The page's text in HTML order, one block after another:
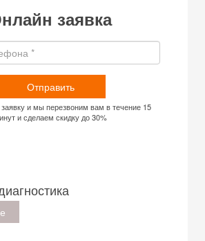
заявка
Отправить
и мы перезвоним вам в течение 15
и сделаем скидку до 30%